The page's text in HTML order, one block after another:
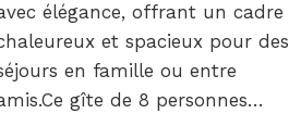
élégance, offrant un cadre
et spacieux pour des
en famille ou entre
gîte de 8 personnes…